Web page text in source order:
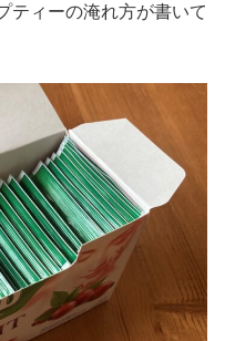
ティーの淹れ方が書いて